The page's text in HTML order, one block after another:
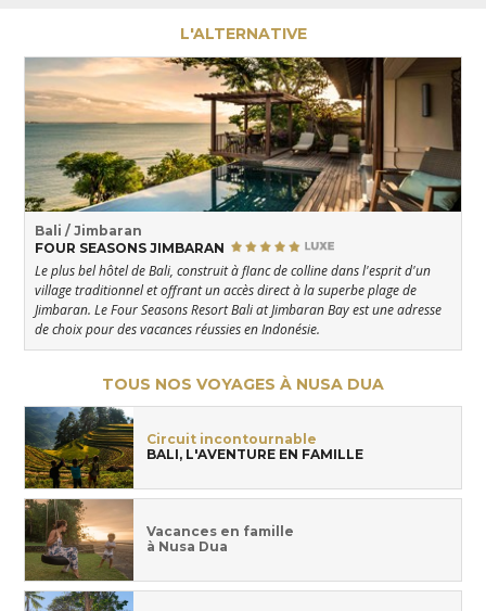
L'ALTERNATIVE
Bali / Jimbaran
FOUR SEASONS JIMBARAN
Le plus bel hôtel de Bali, construit à flanc de colline dans l'esprit d'un
village traditionnel et offrant un accès direct à la superbe plage de
Jimbaran. Le Four Seasons Resort Bali at Jimbaran Bay est une adresse
de choix pour des vacances réussies en Indonésie.
TOUS NOS VOYAGES À NUSA DUA
Circuit incontournable
BALI, L'AVENTURE EN FAMILLE
Vacances en famille
à Nusa Dua